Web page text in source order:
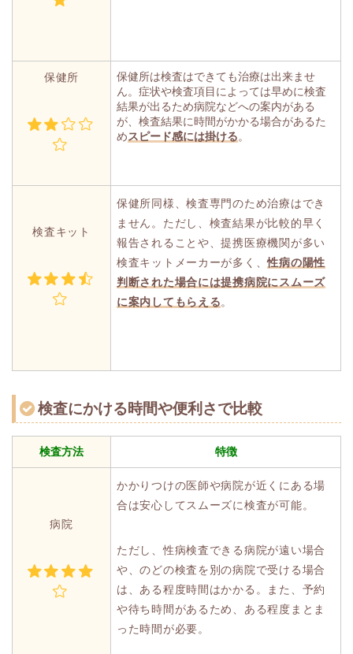
保健所
保健所は検査はできても治療は出来ませ
ん。症状や検査項目によっては早めに検査
結果が出るため病院などへの案内がある
が、検査結果に時間がかかる場合があるた
めスピード感には掛ける。
検査キット
保健所同様、検査専門のため治療はでき
ません。ただし、検査結果が比較的早く
報告されることや、提携医療機関が多い
検査キットメーカーが多く、性病の陽性
判断された場合には提携病院にスムーズ
に案内してもらえる。
検査にかける時間や便利さで比較
検査方法 特徴
病院
かかりつけの医師や病院が近くにある場
合は安心してスムーズに検査が可能。
ただし、性病検査できる病院が遠い場合
や、のどの検査を別の病院で受ける場合
は、ある程度時間はかかる。また、予約
や待ち時間があるため、ある程度まとま
った時間が必要。